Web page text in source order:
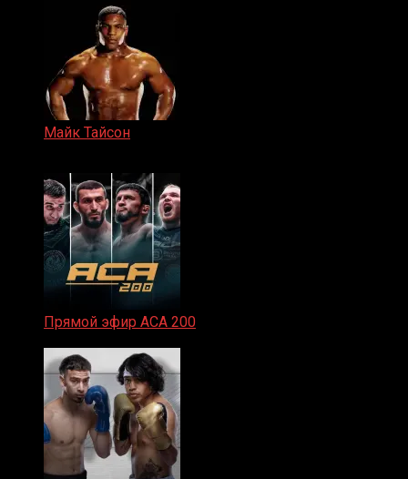
Майк Тайсон
Прямой эфир ACA 200